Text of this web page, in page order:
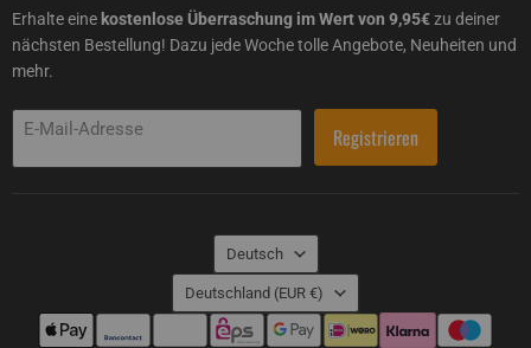
Erhalte eine kostenlose Überraschung im Wert von 9,95€zu deiner
nächsten Bestellung! Dazu jede Woche tolle Angebote, Neuheiten und
mehr.
E-Mail-Adresse Registrieren
Sprache
Deutsch
Land
Deutschland (EUR €)